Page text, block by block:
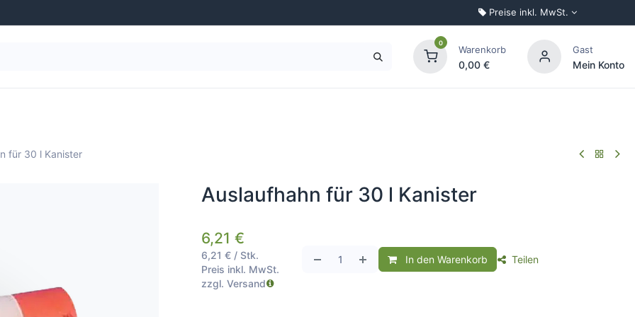
Preise inkl. MwSt.
0
Warenkorb
0,00 €
Gast
Mein Konto
für 30 l Kanister
Auslaufhahn für 30 l Kanister
6,21 €
6,21 € / Stk.
Preis inkl. MwSt.
zzgl. Versand
In den Warenkorb Teilen